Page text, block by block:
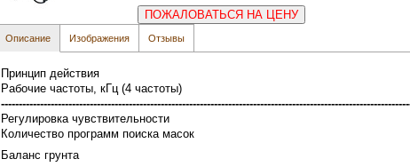
ПОЖАЛОВАТЬСЯ НА ЦЕНУ
Описание Изображения Отзывы
Принцип действия
Рабочие частоты, кГц (4 частоты)
Регулировка чувствительности
Количество программ поиска масок
Баланс грунта